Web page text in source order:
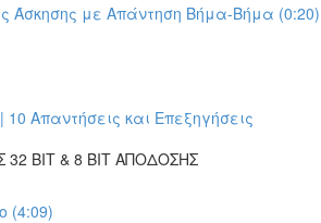
Άσκησης με Απάντηση Βήμα-Βήμα (0:20)
Απαντήσεις και Επεξηγήσεις
BIT & 8 BIT ΑΠΟΔΟΣΗΣ
(4:09)